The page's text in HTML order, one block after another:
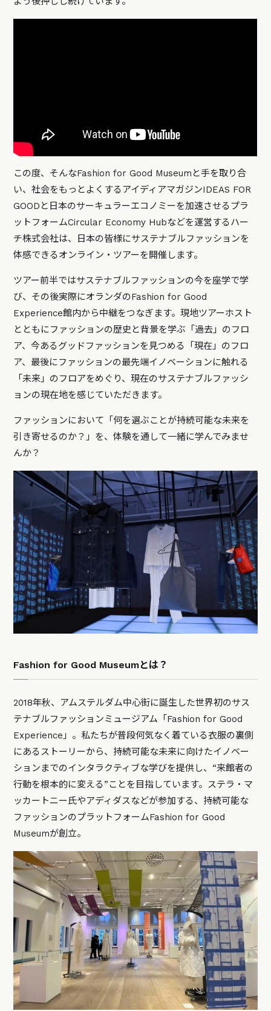
この度、そんなFashion for Good Museumと手を取り合
い、社会をもっとよくするアイディアマガジンIDEAS FOR
GOODと日本のサーキュラーエコノミーを加速させるプラ
ットフォームCircular Economy Hubなどを運営するハー
チ株式会社は、日本の皆様にサステナブルファッションを
体感できるオンライン・ツアーを開催します。
ツアー前半ではサステナブルファッションの今を座学で学
び、その後実際にオランダのFashion for Good
Experience館内から中継をつなぎます。現地ツアーホスト
とともにファッションの歴史と背景を学ぶ「過去」のフロ
ア、今あるグッドファッションを見つめる「現在」のフロ
ア、最後にファッションの最先端イノベーションに触れる
「未来」のフロアをめぐり、現在のサステナブルファッシ
ョンの現在地を感じていただきます。
ファッションにおいて「何を選ぶことが持続可能な未来を
引き寄せるのか？」を、体験を通して一緒に学んでみませ
んか？
Fashion for Good Museumとは？
2018年秋、アムステルダム中心街に誕生した世界初のサス
テナブルファッションミュージアム「Fashion for Good
Experience」。私たちが普段何気なく着ている衣服の裏側
にあるストーリーから、持続可能な未来に向けたイノベー
ションまでのインタラクティブな学びを提供し、“来館者の
行動を根本的に変える”ことを目指しています。ステラ・マ
ッカートニー氏やアディダスなどが参加する、持続可能な
ファッションのプラットフォームFashion for Good
Museumが創立。